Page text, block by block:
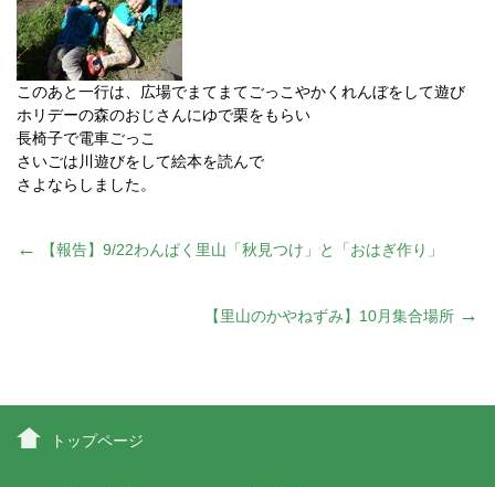
このあと一行は、広場でまてまてごっこやかくれんぼをして遊び
ホリデーの森のおじさんにゆで栗をもらい
長椅子で電車ごっこ
さいごは川遊びをして絵本を読んで
さよならしました。
投
ビ
← 【報告】9/22わんぱく里山「秋見つけ」と「おはぎ作り」
【里山のかやねずみ】10月集合場所 →
トップページ